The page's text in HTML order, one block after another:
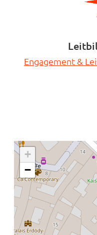
Engagement &
+
−